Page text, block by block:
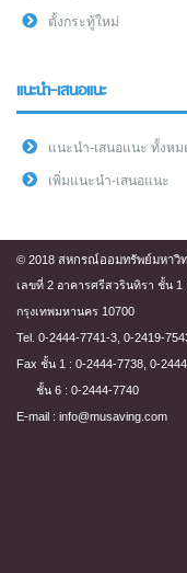
ตั้งกระทู้ใหม่
แนะนำ-เสนอแนะ
แนะนำ-เสนอแนะ ทั้งหม
เพิ่มแนะนำ-เสนอแนะ
© 2018 สหกรณ์ออมทรัพย์มหาวิ
เลขที่ 2 อาคารศรีสวรินทิรา ชั้น
กรุงเทพมหานคร 10700
Tel. 0-2444-7741-3, 0-2419-
Fax ชั้น 1 : 0-2444-7738, 0-
ชั้น 6 : 0-2444-7740
E-mail : info@musaving.com